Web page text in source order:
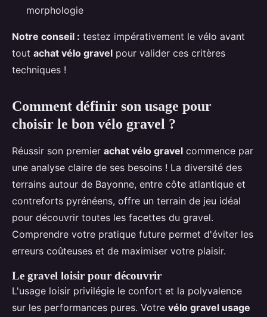
morphologie
Notre conseil : testez impérativement le vélo avant
tout achat vélo gravel pour valider ces critères
techniques !
Comment définir son usage pour
choisir le bon vélo gravel ?
Réussir son premier achat vélo gravel commence par
une analyse claire de ses besoins ! La diversité des
terrains autour de Bayonne, entre côte atlantique et
contreforts pyrénéens, offre un terrain de jeu idéal
pour découvrir toutes les facettes du gravel.
Comprendre votre pratique future permet d'éviter les
erreurs coûteuses et de maximiser votre plaisir.
Le gravel loisir pour découvrir
L'usage loisir privilégie le confort et la polyvalence
sur les performances pures. Votre vélo gravel usage